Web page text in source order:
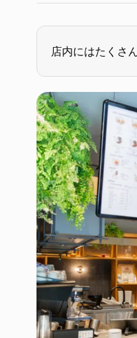
店内にはたくさ